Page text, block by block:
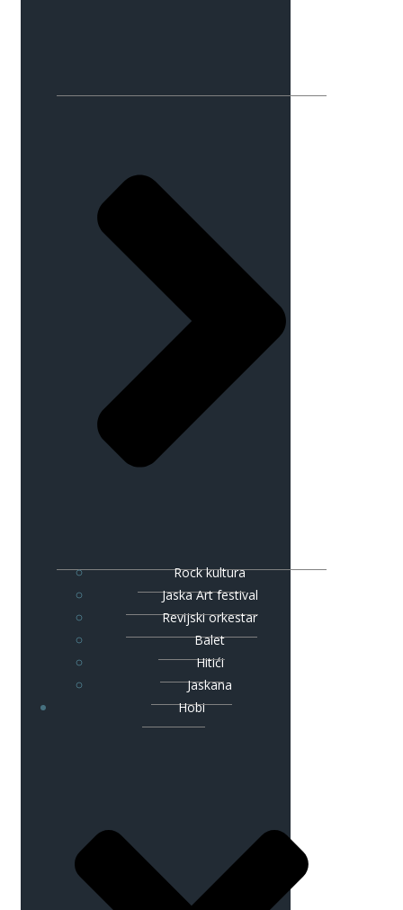
Rock kultura
Jaska Art festival
Revijski orkestar
Balet
Hitići
Jaskana
Hobi